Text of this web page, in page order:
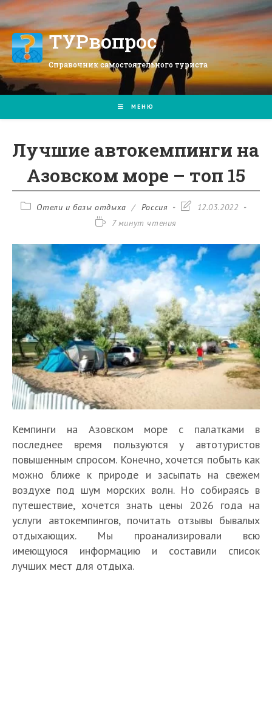
Перейти
к
содержимомуТУРвопрос
Справочник самостоятельного туриста
МЕНЮ
Лучшие автокемпинги на
Азовском море – топ 15
РубрикаОтели и базы отдыха / Россия
Запись12.03.2022
Время7 минут чтения
Кемпинги на Азовском море с палатками в
последнее время пользуются у автотуристов
повышенным спросом. Конечно, хочется побыть как
можно ближе к природе и засыпать на свежем
воздухе под шум морских волн. Но собираясь в
путешествие, хочется знать цены 2026 года на
услуги автокемпингов, почитать отзывы бывалых
отдыхающих. Мы проанализировали всю
имеющуюся информацию и составили список
лучших мест для отдыха.